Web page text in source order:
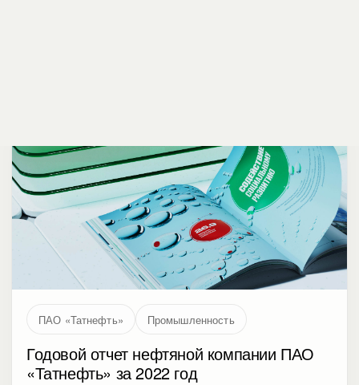
ПАО «Татнефть» Промышленность
Годовой отчет нефтяной компании ПАО
«Татнефть» за 2022 год